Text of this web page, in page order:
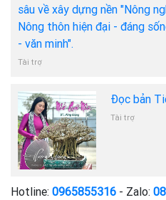
sâu về xây dựng nền "Nông
Nông thôn hiện đại - đáng
- văn minh".
Tài trợ
Đọc bản
Tài trợ
Hotline: 0965855316 - Zalo: